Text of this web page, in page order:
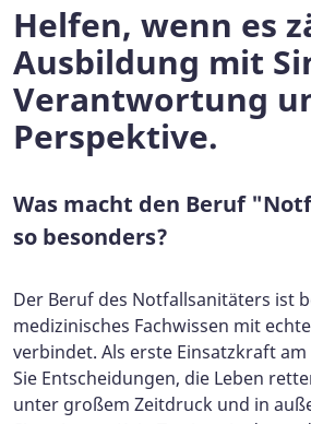
Helfen, wenn es
Ausbildung mit
Verantwortung
Perspektive.
Was macht den Beruf
so besonders?
Der Beruf des Notfallsanitäters ist
medizinisches Fachwissen mit
verbindet. Als erste Einsatzkraft
Sie Entscheidungen, die Leben
unter großem Zeitdruck und in